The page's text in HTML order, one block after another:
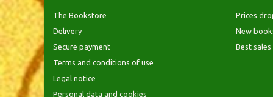
The Bookstore
Delivery
Secure payment
Terms and conditions of use
Legal notice
Personal data and cookies
Prices
New
Best sales